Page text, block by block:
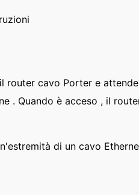
router cavo Porter e
. Quando è acceso , il
di un cavo